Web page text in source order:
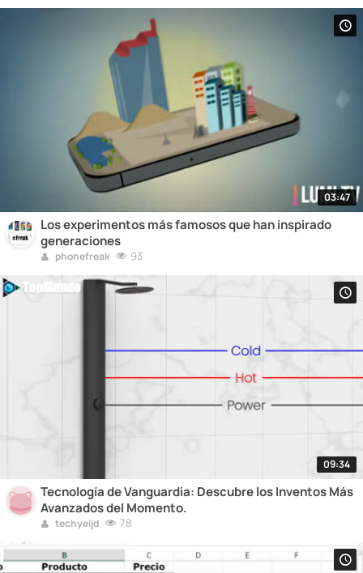
03:47
Los experimentos más famosos que han inspirado
generaciones
phonefreak 93
09:34
Tecnología de Vanguardia: Descubre los Inventos Más
Avanzados del Momento.
techyeijd 78